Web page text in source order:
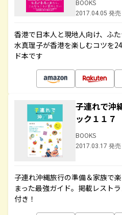
BOOKS
2017.04.05 発売
香港で日本人と現地人向け、ふ
水真理子が香港を楽しむコツを
ド本です
子連れで沖
ック１１７
BOOKS
2017.03.17 発売
子連れ沖縄旅行の準備＆家族で
まった最強ガイド。掲載レスト
付き！